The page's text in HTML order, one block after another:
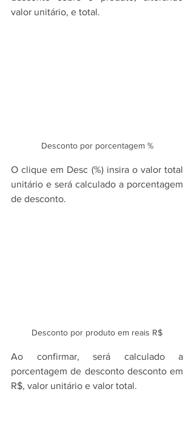
valor unitário, e total.
Desconto por porcentagem %
O clique em Desc (%) insira o valor total
unitário e será calculado a porcentagem
de desconto.
Desconto por produto em reais R$
Ao confirmar, será calculado a
porcentagem de desconto desconto em
R$, valor unitário e valor total.